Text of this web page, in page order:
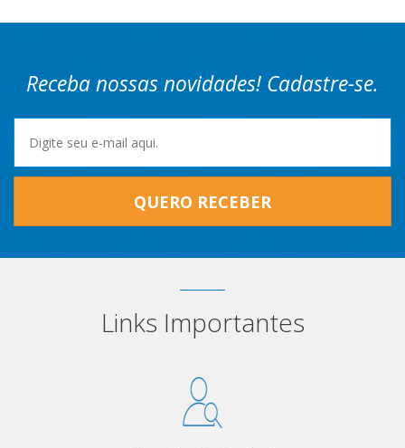
Receba nossas novidades! Cadastre-se.
QUERO RECEBER
Links Importantes